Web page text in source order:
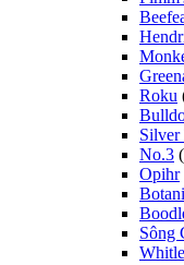
Roku
Silver
No.3
Opihr
Sông